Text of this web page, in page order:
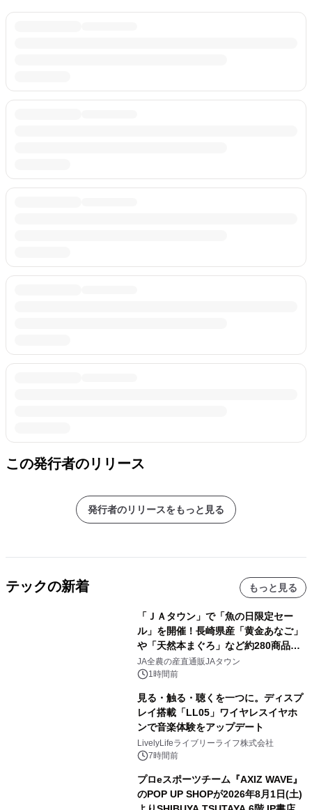
この発行者のリリース
発行者のリリースをもっと見る
テックの新着 もっと見る
「ＪＡタウン」で「魚の日限定セー
ル」を開催！長崎県産「黄金あなご」
や「天然本まぐろ」など約280商品を
販売！～毎月１０日の定例企画～
JA全農の産直通販JAタウン
1時間前
見る・触る・聴くを一つに。ディスプ
レイ搭載「LL05」ワイヤレスイヤホ
ンで音楽体験をアップデート
LivelyLifeライブリーライフ株式会社
7時間前
プロeスポーツチーム『AXIZ WAVE』
のPOP UP SHOPが2026年8月1日(土)